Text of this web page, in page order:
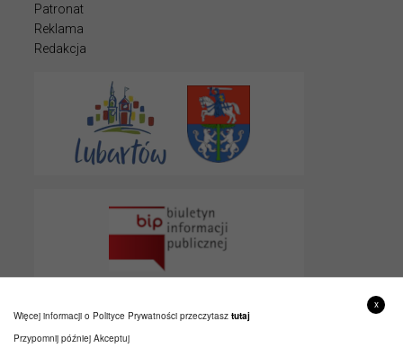
Patronat
Reklama
Redakcja
x
Więcej informacji o Polityce Prywatności przeczytasz tutaj
Przypomnij później Akceptuj